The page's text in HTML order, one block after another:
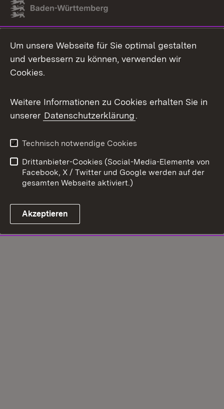
Link zum Landesportal
Um unsere Webseite für Sie optimal gestalten
und verbessern zu können, verwenden wir
Cookies.
Weitere Informationen zu Cookies erhalten Sie in
unserer Datenschutzerklärung.
Technisch notwendige Cookies
Drittanbieter-Cookies (Social-Media-Elemente von
Facebook, X / Twitter und Google werden auf der
gesamten Webseite aktiviert.)
Akzeptieren